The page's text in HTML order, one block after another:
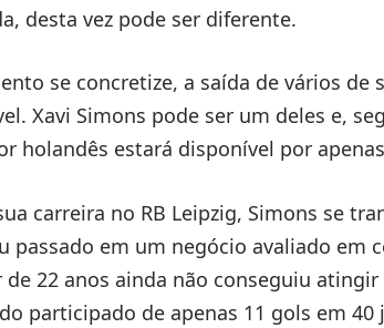
desta vez pode ser diferente.
se concretize, a saída de vários de
Xavi Simons pode ser um deles e,
holandês estará disponível por
carreira no RB Leipzig, Simons se
passado em um negócio avaliado em
de 22 anos ainda não conseguiu
participado de apenas 11 gols em 40